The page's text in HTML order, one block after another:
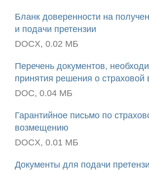
Бланк доверенности на
и подачи претензии
DOCX, 0.02 МБ
Перечень документов,
принятия решения о страховой
DOC, 0.04 МБ
Гарантийное письмо по
возмещению
DOCX, 0.01 МБ
Документы для подачи